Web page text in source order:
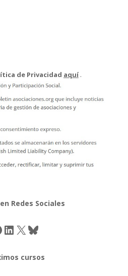
de Privacidad aquí .
Redes Sociales
LinkedIn
X Bluesky
cursos